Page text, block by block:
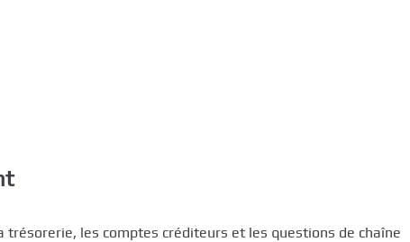
les comptes créditeurs et les questions de chaîne